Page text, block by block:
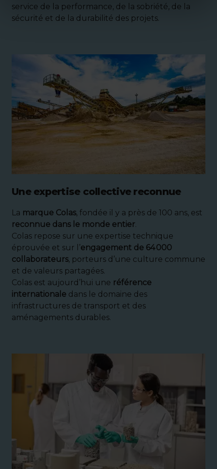
service de la performance, de la sobriété, de la
sécurité et de la durabilité des projets.
Une expertise collective reconnue
La marque Colas, fondée il y a près de 100 ans, est
reconnue dans le monde entier.
Colas repose sur une expertise technique
éprouvée et sur l’engagement de 64 000
collaborateurs, porteurs d’une culture commune
et de valeurs partagées.
Colas est aujourd’hui une référence
internationale dans le domaine des
infrastructures de transport et des
aménagements durables.